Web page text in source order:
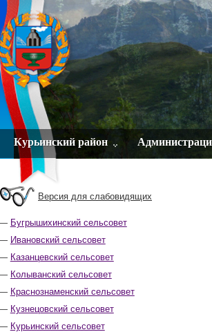
Курьинский район
Версия для слабовидящих
Бугрышихинский сельсовет
Ивановский сельсовет
Казанцевский сельсовет
Колыванский сельсовет
Краснознаменский сельсовет
Кузнецовский сельсовет
Курьинский сельсовет